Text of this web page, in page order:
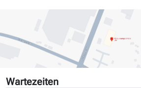
Wartezeiten